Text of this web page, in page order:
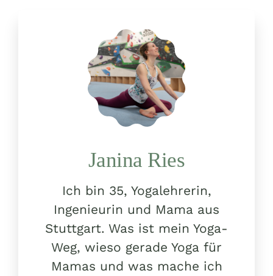
Ich bin 35, Yogalehrerin,
Ingenieurin und Mama aus
Stuttgart. Was ist mein Yoga-
Weg, wieso gerade Yoga für
Mamas und was mache ich